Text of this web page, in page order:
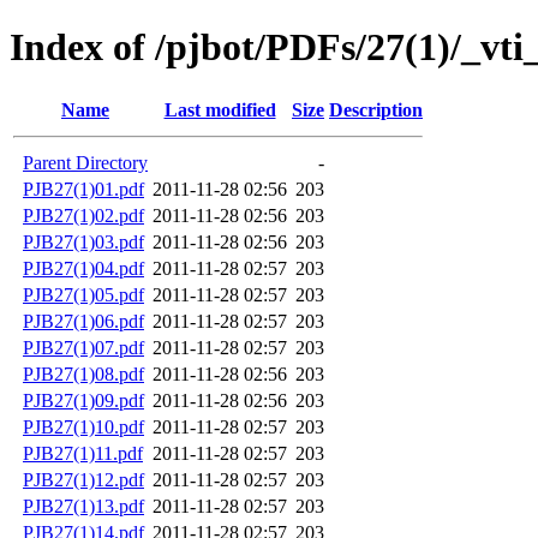
Index of /pjbot/PDFs/27(1)/
Name Last modified Size Description
Parent Directory
-
PJB27(1)01.pdf 2011-11-28 02:56 203
PJB27(1)02.pdf 2011-11-28 02:56 203
PJB27(1)03.pdf 2011-11-28 02:56 203
PJB27(1)04.pdf 2011-11-28 02:57 203
PJB27(1)05.pdf 2011-11-28 02:57 203
PJB27(1)06.pdf 2011-11-28 02:57 203
PJB27(1)07.pdf 2011-11-28 02:57 203
PJB27(1)08.pdf 2011-11-28 02:56 203
PJB27(1)09.pdf 2011-11-28 02:56 203
PJB27(1)10.pdf 2011-11-28 02:57 203
PJB27(1)11.pdf 2011-11-28 02:57 203
PJB27(1)12.pdf 2011-11-28 02:57 203
PJB27(1)13.pdf 2011-11-28 02:57 203
PJB27(1)14.pdf 2011-11-28 02:57 203